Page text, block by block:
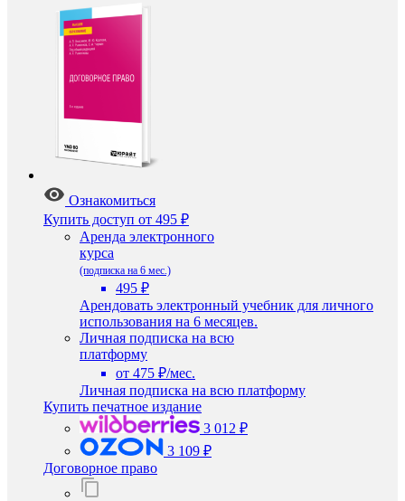
Ознакомиться
Купить доступ от 495 ₽
Аренда электронного
курса
(подписка на 6 мес.)
495 ₽
Арендовать электронный учебник для личного
использования на 6 месяцев.
Личная подписка на всю
платформу
от 475 ₽/мес.
Личная подписка на всю платформу
Купить печатное издание
3 012 ₽
3 109 ₽
Договорное право